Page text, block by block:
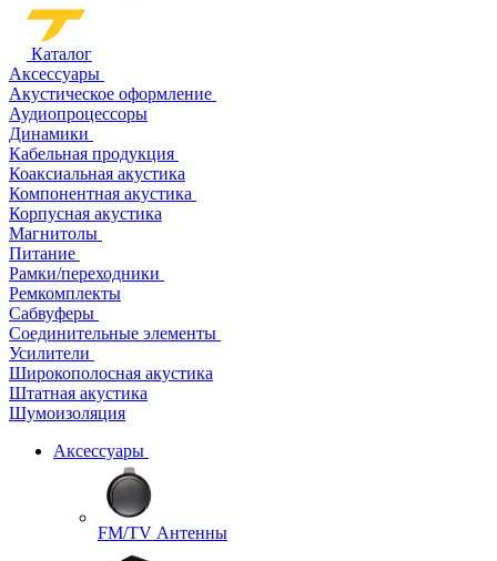
Каталог
Аксессуары
Акустическое оформление
Аудиопроцессоры
Динамики
Кабельная продукция
Коаксиальная акустика
Компонентная акустика
Корпусная акустика
Магнитолы
Питание
Рамки/переходники
Ремкомплекты
Сабвуферы
Соединительные элементы
Усилители
Широкополосная акустика
Штатная акустика
Шумоизоляция
Аксессуары
FM/TV Антенны